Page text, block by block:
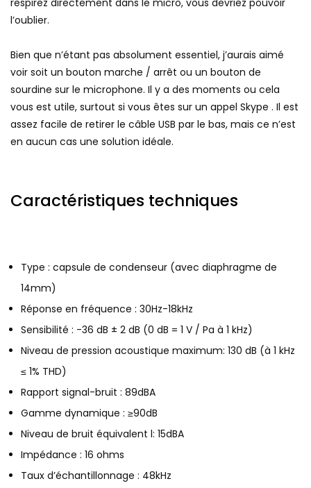
respirez directement dans le micro, vous devriez pouvoir
l’oublier.
Bien que n’étant pas absolument essentiel, j’aurais aimé
voir soit un bouton marche / arrêt ou un bouton de
sourdine sur le microphone. Il y a des moments ou cela
vous est utile, surtout si vous êtes sur un appel Skype . Il est
assez facile de retirer le câble USB par le bas, mais ce n’est
en aucun cas une solution idéale.
Caractéristiques techniques
Type : capsule de condenseur (avec diaphragme de
14mm)
Réponse en fréquence : 30Hz-18kHz
Sensibilité : -36 dB ± 2 dB (0 dB = 1 V / Pa à 1 kHz)
Niveau de pression acoustique maximum: 130 dB (à 1 kHz
≤ 1% THD)
Rapport signal-bruit : 89dBA
Gamme dynamique : ≥90dB
Niveau de bruit équivalent l: 15dBA
Impédance : 16 ohms
Taux d’échantillonnage : 48kHz